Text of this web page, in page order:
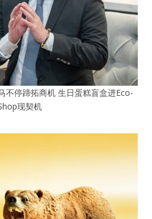
不停蹄拓商机 生日蛋糕盲盒进Eco-
现契机